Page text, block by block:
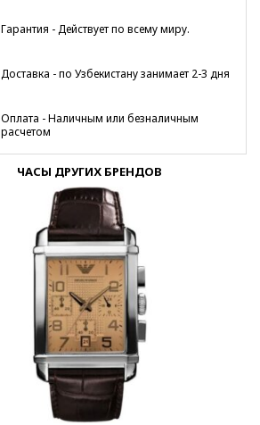
Гарантия - Действует по всему миру.
Доставка - по Узбекистану занимает 2-3 дня
Оплата - Наличным или безналичным
расчетом
ЧАСЫ ДРУГИХ БРЕНДОВ